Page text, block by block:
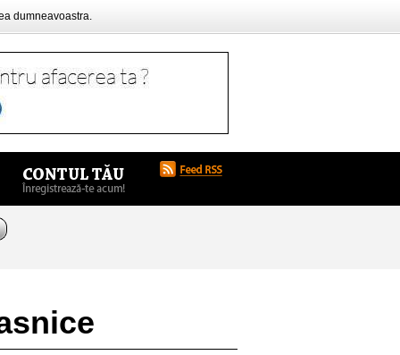
dumneavoastra.